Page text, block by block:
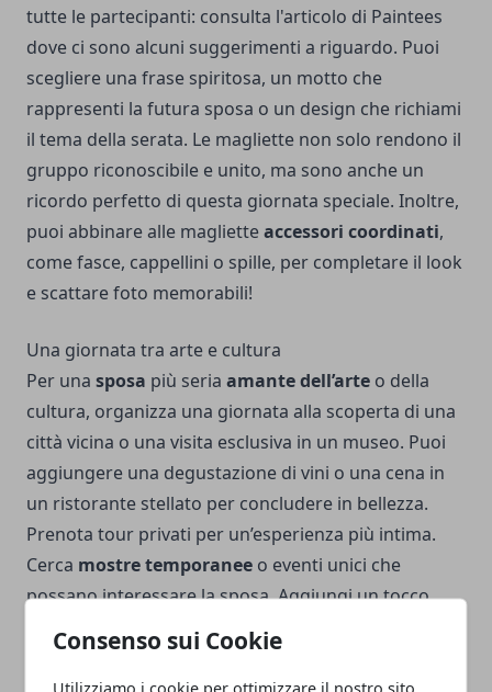
Consenso sui Cookie
Utilizziamo i cookie per ottimizzare il nostro sito
tutte le partecipanti: consulta l'articolo di Paintees
dove ci sono alcuni suggerimenti a riguardo. Puoi
scegliere una frase spiritosa, un motto che
rappresenti la futura sposa o un design che richiami
il tema della serata. Le magliette non solo rendono il
gruppo riconoscibile e unito, ma sono anche un
ricordo perfetto di questa giornata speciale. Inoltre,
puoi abbinare alle maglietteaccessori coordinati,
come fasce, cappellini o spille, per completare il look
e scattare foto memorabili!
Una giornata tra arte e cultura
Per una sposa più seria amante dell’arte o della
cultura, organizza una giornata alla scoperta di una
città vicina o una visita esclusiva in un museo. Puoi
aggiungere una degustazione di vini o una cena in
un ristorante stellato per concludere in bellezza.
Prenota tour privati per un’esperienza più intima.
Cerca mostre temporanee o eventi unici che
possano interessare la sposa. Aggiungi un tocco
personale, come un piccolo diario da viaggio da
riempire con ricordi della giornata.